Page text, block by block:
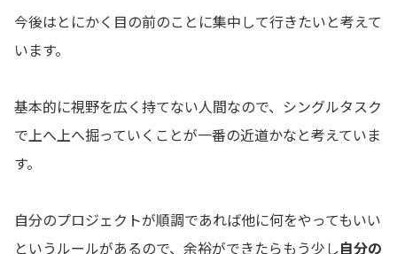
今後はとにかく目の前のことに集中して行きたいと考えて
います。
基本的に視野を広く持てない人間なので、シングルタスク
で上へ上へ掘っていくことが一番の近道かなと考えていま
す。
自分のプロジェクトが順調であれば他に何をやってもいい
というルールがあるので、余裕ができたらもう少し自分の